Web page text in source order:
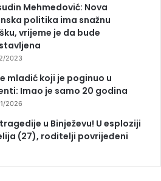
Mehmedović: Nova
politika ima snažnu
vrijeme je da bude
2023
mladić koji je poginuo u
Imao je samo 20 godina
2026
u Binježevu! U esploziji
(27), roditelji povrijeđeni